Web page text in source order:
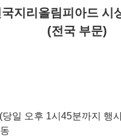
지리올림피아드 시
(전국 부문)
(당일 오후 1시45분까지 행